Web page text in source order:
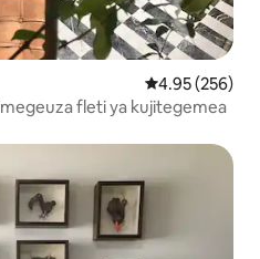
Ukadiriaji wa
4.95 (256)
fleti ya kujitegemea